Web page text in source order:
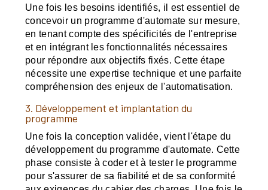
Une fois les besoins identifiés, il est essentiel de
concevoir un programme d'automate sur mesure,
en tenant compte des spécificités de l'entreprise
et en intégrant les fonctionnalités nécessaires
pour répondre aux objectifs fixés. Cette étape
nécessite une expertise technique et une parfaite
compréhension des enjeux de l'automatisation.
3. Développement et implantation du
programme
Une fois la conception validée, vient l'étape du
développement du programme d'automate. Cette
phase consiste à coder et à tester le programme
pour s'assurer de sa fiabilité et de sa conformité